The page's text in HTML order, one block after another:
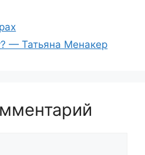
— Татьяна Менакер